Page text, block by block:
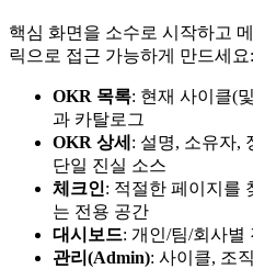
핵심 화면을 소수로 시작하고
릭으로 접근 가능하게 만드세요:
OKR 목록: 현재 사이클(
과 카탈로그
OKR 상세 : 설명, 소유자,
단일 진실 소스
체크인: 적절한 페이지를
는 전용 공간
대시보드: 개인/팀/회사별
관리(Admin): 사이클, 조